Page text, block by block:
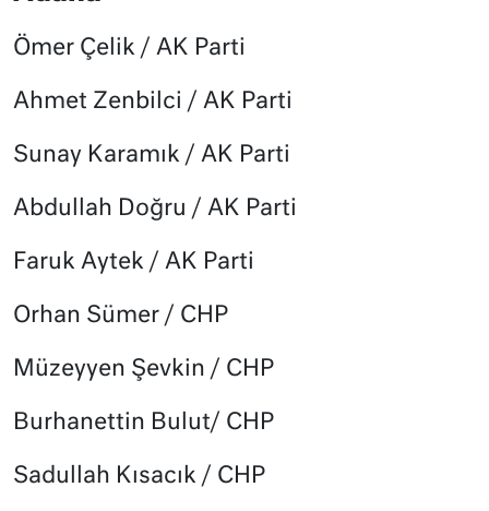
Ömer Çelik / AK Parti
Ahmet Zenbilci / AK Parti
Sunay Karamık / AK Parti
Abdullah Doğru / AK Parti
Faruk Aytek / AK Parti
Orhan Sümer / CHP
Müzeyyen Şevkin / CHP
Burhanettin Bulut/ CHP
Sadullah Kısacık / CHP